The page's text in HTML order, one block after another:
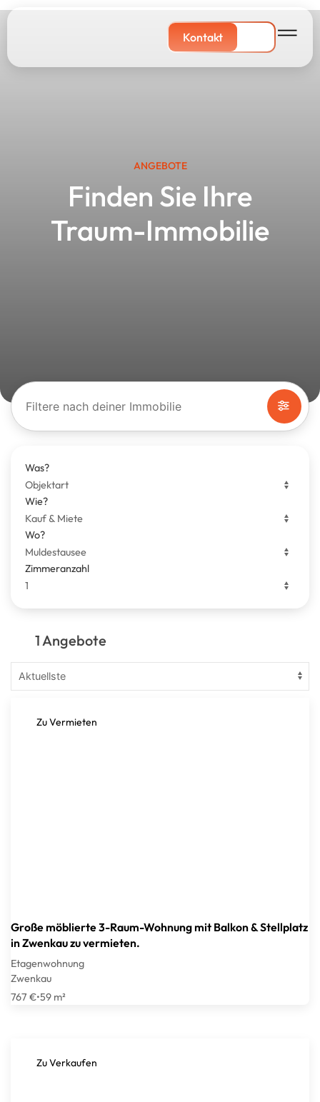
Kontakt
ANGEBOTE
Finden Sie Ihre
Traum-Immobilie
Filtere nach deiner Immobilie
Was?
Wie?
Wo?
Zimmeranzahl
1 Angebote
Zu Vermieten
Große möblierte 3-Raum-Wohnung mit Balkon & Stellplatz
in Zwenkau zu vermieten.
Etagenwohnung
Zwenkau
767 €•59 m²
Zu Verkaufen